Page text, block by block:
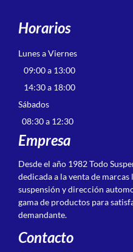
Horarios
Lunes a Viernes
09:00 a 13:00
14:30 a 18:00
Sábados
08:30 a 12:30
Empresa
Desde el año 1982 Todo
dedicada a la venta de
suspensión y dirección
gama de productos para
demandante.
Contacto